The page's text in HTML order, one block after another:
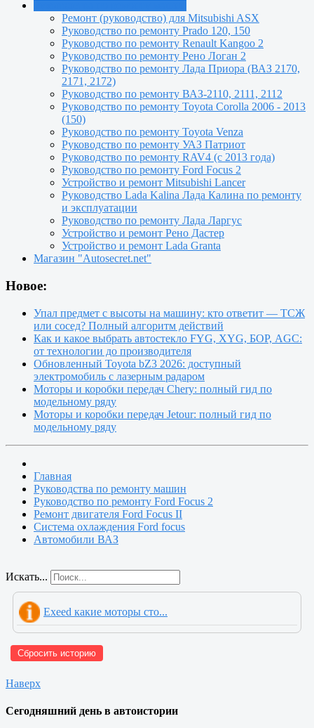
Ремонт (руководство) для Mitsubishi ASX
Руководство по ремонту Prado 120, 150
Руководство по ремонту Renault Kangoo 2
Руководство по ремонту Рено Логан 2
Руководство по ремонту Лада Приора (ВАЗ 2170,
2171, 2172)
Руководство по ремонту ВАЗ-2110, 2111, 2112
Руководство по ремонту Toyota Сorolla 2006 - 2013
(150)
Руководство по ремонту Toyota Venza
Руководство по ремонту УАЗ Патриот
Руководство по ремонту RAV4 (с 2013 года)
Руководство по ремонту Ford Focus 2
Устройство и ремонт Mitsubishi Lancer
Руководство Lada Kalina Лада Калина по ремонту
и эксплуатации
Руководство по ремонту Лада Ларгус
Устройство и ремонт Рено Дастер
Устройство и ремонт Lada Granta
Магазин "Autosecret.net"
Новое:
Упал предмет с высоты на машину: кто ответит — ТСЖ
или сосед? Полный алгоритм действий
Как и какое выбрать автостекло FYG, XYG, БОР, AGC:
от технологии до производителя
Обновленный Toyota bZ3 2026: доступный
электромобиль с лазерным радаром
Моторы и коробки передач Chery: полный гид по
модельному ряду
Моторы и коробки передач Jetour: полный гид по
модельному ряду
Главная
Руководства по ремонту машин
Руководство по ремонту Ford Focus 2
Ремонт двигателя Ford Focus II
Система охлаждения Ford focus
Автомобили ВАЗ
Искать...
Exeed какие моторы сто...
Сбросить историю
Наверх
Сегодняшний день в автоистории